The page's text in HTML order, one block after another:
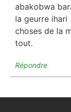
abakobwa
la geurre ihari
choses de la
tout.
Répondre